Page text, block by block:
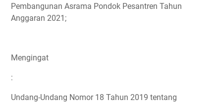
Pembangunan Asrama Pondok Pesantren Tahun
Anggaran 2021;
Mengingat
:
Undang-Undang Nomor 18 Tahun 2019 tentang